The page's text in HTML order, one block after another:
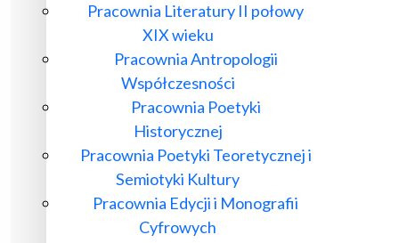
Pracownia Literatury II połowy
XIX wieku
Pracownia Antropologii
Współczesności
Pracownia Poetyki
Historycznej
Pracownia Poetyki Teoretycznej i
Semiotyki Kultury
Pracownia Edycji i Monografii
Cyfrowych